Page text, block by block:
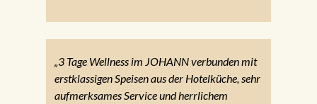
„3 Tage Wellness im JOHANN verbunden mit
erstklassigen Speisen aus der Hotelküche, sehr
aufmerksames Service und herrlichem